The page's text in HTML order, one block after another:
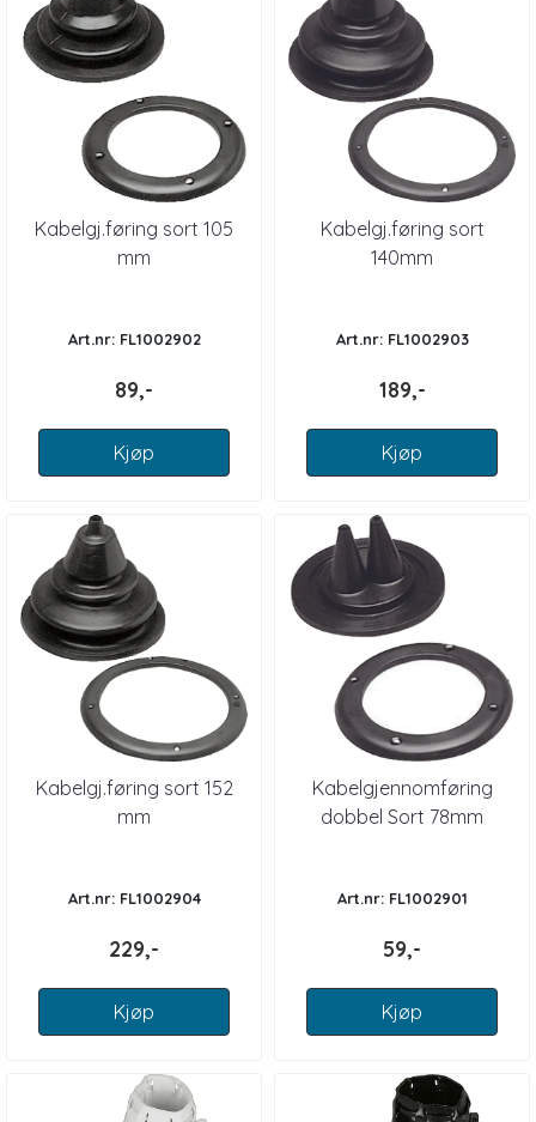
Kabelgj.føring sort 105
mm
Art.nr: FL1002902
89,-
Kjøp
Kabelgj.føring sort
140mm
Art.nr: FL1002903
189,-
Kjøp
Kabelgj.føring sort 152
mm
Art.nr: FL1002904
229,-
Kjøp
Kabelgjennomføring
dobbel Sort 78mm
Art.nr: FL1002901
59,-
Kjøp